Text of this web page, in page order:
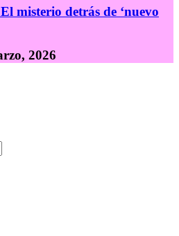
misterio detrás de ‘nuevo
2026